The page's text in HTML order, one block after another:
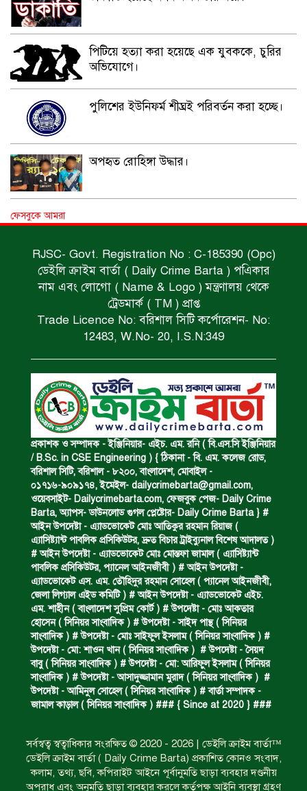
পিটিয়ে হত্যা করা হয়েছে এক যুবককে, চুরির
অভিযোগে।
পুলিশের ইউনিফর্ম শীঘ্রই পরিবর্তন করা হচ্ছে।
অপহৃত রোহিঙ্গা উদ্ধার।
ঝুলন্ত মরদেহ উদ্ধার।
অবৈধ ঘের নির্মাণে আটক।
একজন সড়ক দুর্ঘটনায় নিহত ও দুইজন আহত।
ডাকাত দলের সদস্য গ্রেফতার।
ঝুলন্ত মরদেহ উদ্ধার।
প্রধান আসামির মৃত্যুদণ্ড।
গ্রেফতারের দাবিতে মানববন্ধন ও বিক্ষোভ।
কারেন্ট জাল জব্দ এবং ধ্বংস।
গাঁজা চাষে গ্রেফতার।
শিশুদের ফিরতে হবে খেলার মাঠে : ক্রীড়া
প্রতিমন্ত্রী।
ফেসবুকে আমরা
RJSC- Govt. Registration No : C-185390 (Opc)
ডেইলি ক্রাইম বার্তা ( Daily Crime Barta ) পএিকার
নাম এবং লোগো ( Name & Logo ) মন্ত্রণালয় থেকে
ট্রেডমার্ক ( TM ) প্রাপ্ত
Trade Licence No: বরিশাল সিটি কর্পোরেশন- No:
12483, W.No- 20, I.S.N:349
প্রকাশক ও সম্পাদক - ইঞ্জিনিয়ার- এইচ. এম. রনি ( বি.এস.সি ইঞ্জিনিয়ার
/ B.Sc. in CSE Engineering ) { ঠিকানা - বি. এম. কলেজ রোড,
বরিশাল সিটি, বরিশাল - ৮২০০, বাংলাদেশ, মোবাইল -
০১৭১৬-৯০৯১৭৪, ইমেইল- dailycrimebarta@gmail.com,
ওয়েবসাইট- Dailycrimebarta.com, ফেজবুক পেজ- Daily Crime
Barta, অ‍্যাপস- ডাউনলোড গুগল প্লেষ্টোর- Daily Crime Barta } #
আইন উপদেষ্টা - এ্যাডভোকেট মোঃ আতিকুর রহমান রিয়াজ (
এ‍্যাসিষ্ট‍্যান্ট পাবলিক প্রসিকিউটর, দ্রুত বিচার ট্রাইব্যুনাল বিশেষ আদালত )
# আইন উপদেষ্টা - এ্যাডভোকেট মোঃ মোস্তফা জামাল ( এ‍্যাসিষ্ট‍্যান্ট
পাবলিক প্রসিকিউটর, প‍্যানেল আইনজীবী ) # আইন উপদেষ্টা -
এ্যাডভোকেট এস. এম. তৌহিদুর রহমান সোহেল ( প‍্যানেল আইনজীবী,
জেলা লিগ্যাল এইড কমিটি ) # আইন উপদেষ্টা - এ্যাডভোকেট এইচ.
এম. শাহীন ( বাংলাদেশ সুপ্রিম কোর্ট ) # উপদেষ্টা - মোঃ আকতার
হোসেন ( সিনিয়র সাংবাদিক ) # উপদেষ্টা - সাইদ পান্থ ( সিনিয়র
সাংবাদিক ) # উপদেষ্টা - মোঃ সাইফুল ইসলাম ( সিনিয়র সাংবাদিক ) #
উপদেষ্টা - মো: শাওন খান ( সিনিয়র সাংবাদিক ) # উপদেষ্টা - সৈয়দ
বাবু ( সিনিয়র সাংবাদিক ) # উপদেষ্টা - মো: আরিফুল ইসলাম ( সিনিয়র
সাংবাদিক ) # উপদেষ্টা - আসাদুজ্জামান মুরাদ ( সিনিয়র সাংবাদিক ) #
উপদেষ্টা - আমিনুল সোহেল ( সিনিয়র সাংবাদিক ) # বার্তা সম্পাদক -
জামাল কাড়াল ( সিনিয়র সাংবাদিক ) ### { Since at 2020 } ###
সর্বস্বত্ব স্বত্বাধিকার সংরক্ষিত © 2020 - 2026 | ডেইলি ক্রাইম বার্তা™
ডেইলি ক্রাইম বার্তা ( Daily Crime Barta) প্রকাশিত কোনও সংবাদ,
কলাম, তথ্য, ছবি, কপিরাইট আইনে পূর্বানুমতি ছাড়া ব্যবহার দণ্ডনীয়
অপরাধ এবং অনুমতি ছাড়া ব্যবহার করলে কর্তৃপক্ষ আইনি ব্যবস্থা গ্রহণ